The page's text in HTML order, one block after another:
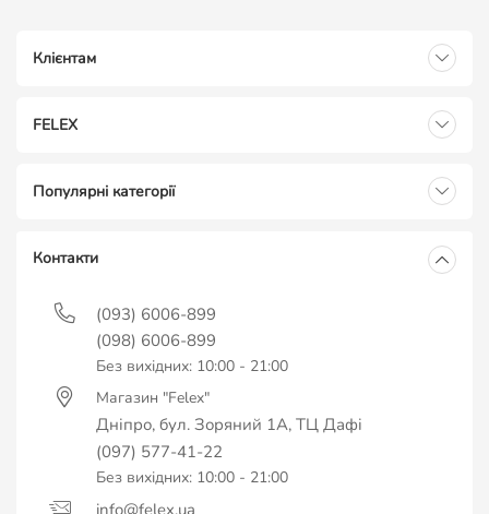
Клієнтам
FELEX
Популярні категорії
Контакти
(093) 6006-899
(098) 6006-899
Без вихідних: 10:00 - 21:00
Магазин "Felex"
Дніпро, бул. Зоряний 1А, ТЦ Дафі
(097) 577-41-22
Без вихідних: 10:00 - 21:00
info@felex.ua